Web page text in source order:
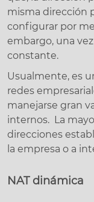
misma dirección
configurar por
embargo, una
constante.
Usualmente, es
redes
manejarse gran
internos. La
direcciones
la empresa o a
NAT dinámica